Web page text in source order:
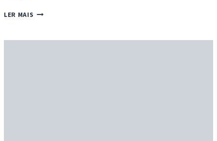
LER MAIS CROISSANTS
JORGE